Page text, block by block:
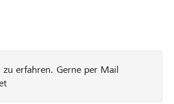
erfahren. Gerne per Mail